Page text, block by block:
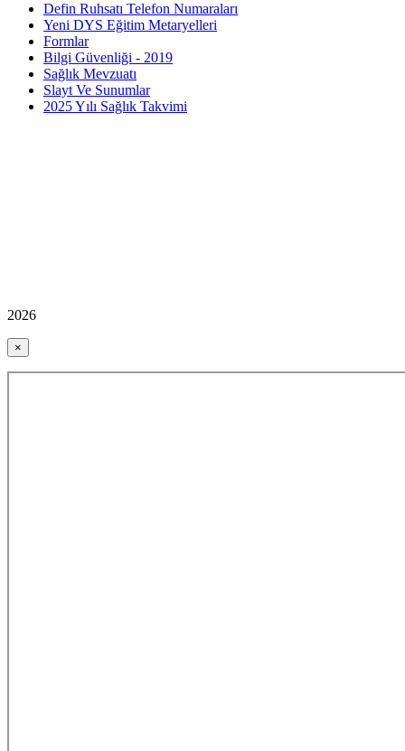
Defin Ruhsatı Telefon Numaraları
Yeni DYS Eğitim Metaryelleri
Formlar
Bilgi Güvenliği - 2019
Sağlık Mevzuatı
Slayt Ve Sunumlar
2025 Yılı Sağlık Takvimi
2026
×